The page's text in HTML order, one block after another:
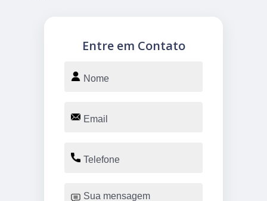
Entre em Contato